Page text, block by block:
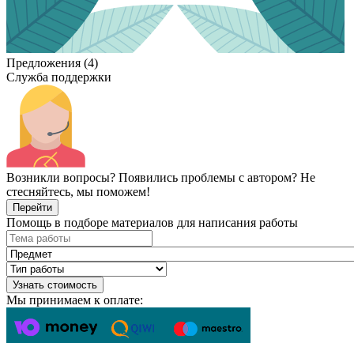
Предложения (4)
Служба поддержки
Возникли вопросы? Появились проблемы с автором? Не
стесняйтесь, мы поможем!
Перейти
Помощь в подборе материалов для написания работы
Узнать стоимость
Мы принимаем к оплате: